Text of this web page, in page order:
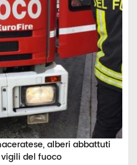
alberi abbattuti
del fuoco